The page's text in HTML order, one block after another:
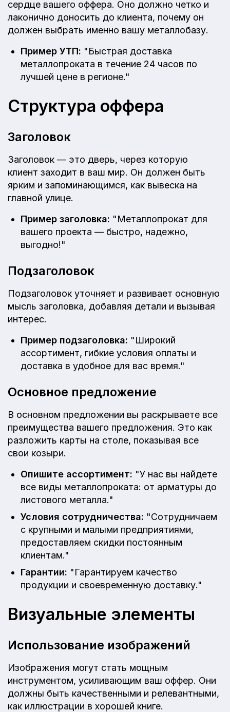
сердце вашего оффера. Оно должно четко и
лаконично доносить до клиента, почему он
должен выбрать именно вашу металлобазу.
Пример УТП: "Быстрая доставка
металлопроката в течение 24 часов по
лучшей цене в регионе."
Структура оффера
Заголовок
Заголовок — это дверь, через которую
клиент заходит в ваш мир. Он должен быть
ярким и запоминающимся, как вывеска на
главной улице.
Пример заголовка: "Металлопрокат для
вашего проекта — быстро, надежно,
выгодно!"
Подзаголовок
Подзаголовок уточняет и развивает основную
мысль заголовка, добавляя детали и вызывая
интерес.
Пример подзаголовка: "Широкий
ассортимент, гибкие условия оплаты и
доставка в удобное для вас время."
Основное предложение
В основном предложении вы раскрываете все
преимущества вашего предложения. Это как
разложить карты на столе, показывая все
свои козыри.
Опишите ассортимент: "У нас вы найдете
все виды металлопроката: от арматуры до
листового металла."
Условия сотрудничества: "Сотрудничаем
с крупными и малыми предприятиями,
предоставляем скидки постоянным
клиентам."
Гарантии: "Гарантируем качество
продукции и своевременную доставку."
Визуальные элементы
Использование изображений
Изображения могут стать мощным
инструментом, усиливающим ваш оффер. Они
должны быть качественными и релевантными,
как иллюстрации в хорошей книге.